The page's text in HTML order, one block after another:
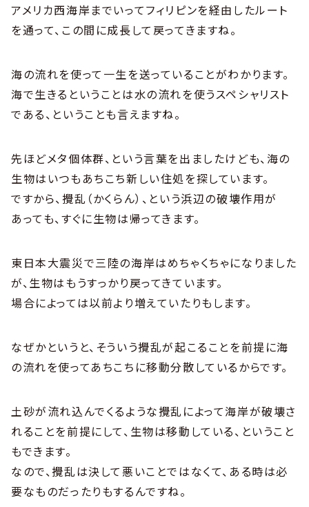
アメリカ西海岸までいってフィリピンを経由したルート
を通って、この間に成長して戻ってきますね。
海の流れを使って一生を送っていることがわかります。
海で生きるということは水の流れを使うスペシャリスト
である、ということも言えますね。
先ほどメタ個体群、という言葉を出ましたけども、海の
生物はいつもあちこち新しい住処を探しています。
ですから、攪乱（かくらん）、という浜辺の破壊作用が
あっても、すぐに生物は帰ってきます。
東日本大震災で三陸の海岸はめちゃくちゃになりました
が、生物はもうすっかり戻ってきています。
場合によっては以前より増えていたりもします。
なぜかというと、そういう攪乱が起こることを前提に海
の流れを使ってあちこちに移動分散しているからです。
土砂が流れ込んでくるような攪乱によって海岸が破壊さ
れることを前提にして、生物は移動している、ということ
もできます。
なので、攪乱は決して悪いことではなくて、ある時は必
要なものだったりもするんですね。